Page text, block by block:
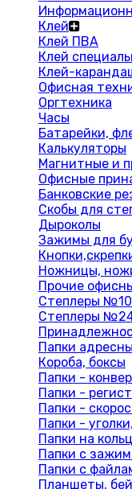
Клей
Клей ПВА
Клей
Клей-
Офисная
Оргтехника
Часы
Батарейки,
Калькуляторы
Магнитные и
Офисные
Банковские
Скобы для
Дыроколы
Зажимы для
Ножницы,
Прочие
Степлеры №10
Степлеры
Папки
Короба, боксы
Папки -
Папки -
Папки -
Папки -
Папки на
Папки с
Папки с
Планшеты,